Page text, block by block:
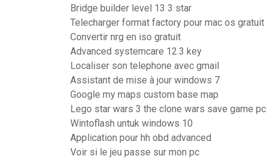
Bridge builder level 13 3 star
Telecharger format factory pour mac os gratuit
Convertir nrg en iso gratuit
Advanced systemcare 12.3 key
Localiser son telephone avec gmail
Assistant de mise à jour windows 7
Google my maps custom base map
Lego star wars 3 the clone wars save game pc
Wintoflash untuk windows 10
Application pour hh obd advanced
Voir si le jeu passe sur mon pc